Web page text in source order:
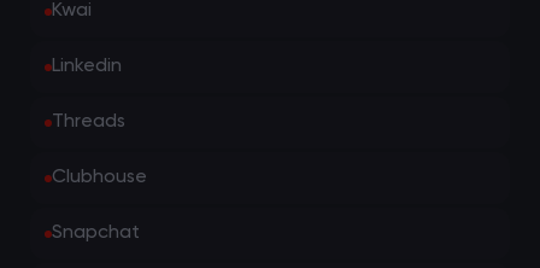
Kwai
Linkedin
Threads
Clubhouse
Snapchat